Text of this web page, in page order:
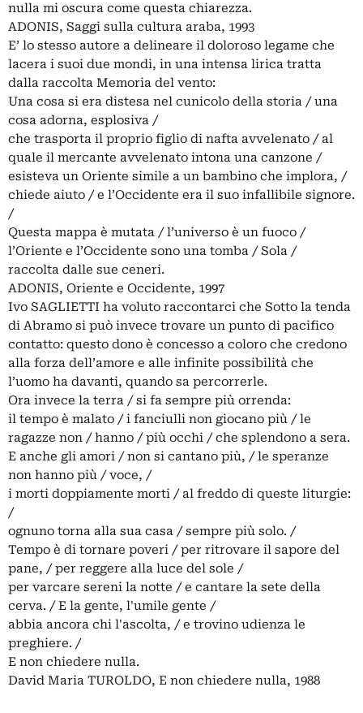
nulla mi oscura come questa chiarezza.
ADONIS, Saggi sulla cultura araba, 1993
E’ lo stesso autore a delineare il doloroso legame che
lacera i suoi due mondi, in una intensa lirica tratta
dalla raccolta Memoria del vento:
Una cosa si era distesa nel cunicolo della storia / una
cosa adorna, esplosiva /
che trasporta il proprio figlio di nafta avvelenato / al
quale il mercante avvelenato intona una canzone /
esisteva un Oriente simile a un bambino che implora, /
chiede aiuto / e l’Occidente era il suo infallibile signore.
/
Questa mappa è mutata / l’universo è un fuoco /
l’Oriente e l’Occidente sono una tomba / Sola /
raccolta dalle sue ceneri.
ADONIS, Oriente e Occidente, 1997
Ivo SAGLIETTI ha voluto raccontarci che Sotto la tenda
di Abramo si può invece trovare un punto di pacifico
contatto: questo dono è concesso a coloro che credono
alla forza dell’amore e alle infinite possibilità che
l’uomo ha davanti, quando sa percorrerle.
Ora invece la terra / si fa sempre più orrenda:
il tempo è malato / i fanciulli non giocano più / le
ragazze non / hanno / più occhi / che splendono a sera.
E anche gli amori / non si cantano più, / le speranze
non hanno più / voce, /
i morti doppiamente morti / al freddo di queste liturgie:
/
ognuno torna alla sua casa / sempre più solo. /
Tempo è di tornare poveri / per ritrovare il sapore del
pane, / per reggere alla luce del sole /
per varcare sereni la notte / e cantare la sete della
cerva. / E la gente, l'umile gente /
abbia ancora chi l'ascolta, / e trovino udienza le
preghiere. /
E non chiedere nulla.
David Maria TUROLDO, E non chiedere nulla, 1988